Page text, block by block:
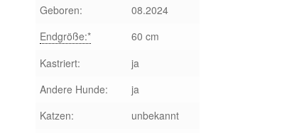
Geboren:
08.2024
Endgröße:*
60 cm
Kastriert:
ja
Andere Hunde:
ja
Katzen:
unbekannt